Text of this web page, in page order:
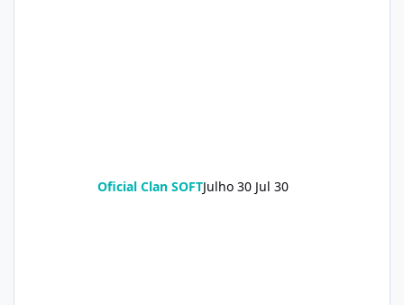
Oficial Clan SOFTJulho 30 Jul 30